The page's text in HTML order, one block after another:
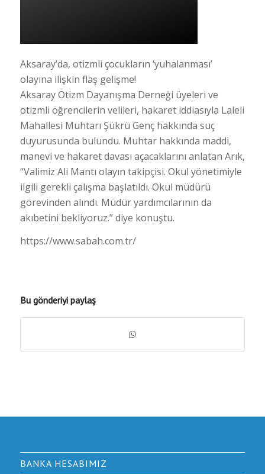
Aksaray’da, otizmli çocukların ‘yuhalanması’
olayına ilişkin flaş gelişme!
Aksaray Otizm Dayanışma Derneği üyeleri ve
otizmli öğrencilerin velileri, hakaret iddiasıyla Laleli
Mahallesi Muhtarı Şükrü Genç hakkında suç
duyurusunda bulundu. Muhtar hakkında maddi,
manevi ve hakaret davası açacaklarını anlatan Arık,
“Valimiz Ali Mantı olayın takipçisi. Okul yönetimiyle
ilgili gerekli çalışma başlatıldı. Okul müdürü
görevinden alındı. Müdür yardımcılarının da
akıbetini bekliyoruz.” diye konuştu.
https://www.sabah.com.tr/
Bu gönderiyi paylaş
BANKA HESABIMIZ